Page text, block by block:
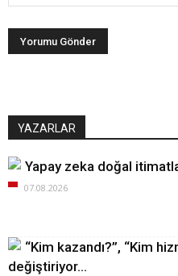
YAZARLAR
Yapay zeka doğal
07.08.2026
“Kim kazandı?”, “Kim
değiştiriyor…